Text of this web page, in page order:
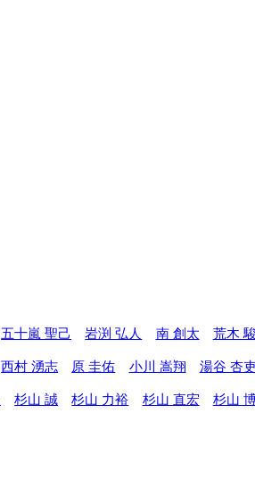
五十嵐 聖己 岩渕 弘人 南 創太 荒木
西村 湧志 原 圭佑 小川 嵩翔 湯谷 杏
杉山 誠 杉山 力裕 杉山 直宏
杉山